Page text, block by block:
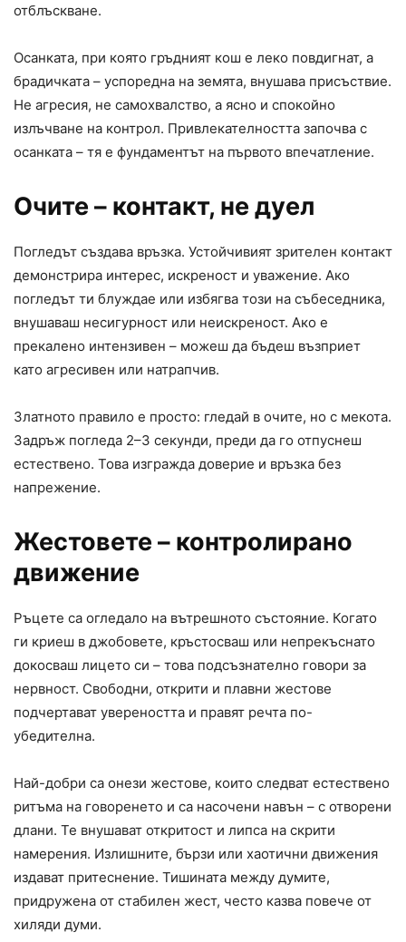
отблъскване.
Осанката, при която гръдният кош е леко повдигнат, а
брадичката – успоредна на земята, внушава присъствие.
Не агресия, не самохвалство, а ясно и спокойно
излъчване на контрол. Привлекателността започва с
осанката – тя е фундаментът на първото впечатление.
Очите – контакт, не дуел
Погледът създава връзка. Устойчивият зрителен контакт
демонстрира интерес, искреност и уважение. Ако
погледът ти блуждае или избягва този на събеседника,
внушаваш несигурност или неискреност. Ако е
прекалено интензивен – можеш да бъдеш възприет
като агресивен или натрапчив.
Златното правило е просто: гледай в очите, но с мекота.
Задръж погледа 2–3 секунди, преди да го отпуснеш
естествено. Това изгражда доверие и връзка без
напрежение.
Жестовете – контролирано
движение
Ръцете са огледало на вътрешното състояние. Когато
ги криеш в джобовете, кръстосваш или непрекъснато
докосваш лицето си – това подсъзнателно говори за
нервност. Свободни, открити и плавни жестове
подчертават увереността и правят речта по-
убедителна.
Най-добри са онези жестове, които следват естествено
ритъма на говоренето и са насочени навън – с отворени
длани. Те внушават откритост и липса на скрити
намерения. Излишните, бързи или хаотични движения
издават притеснение. Тишината между думите,
придружена от стабилен жест, често казва повече от
хиляди думи.